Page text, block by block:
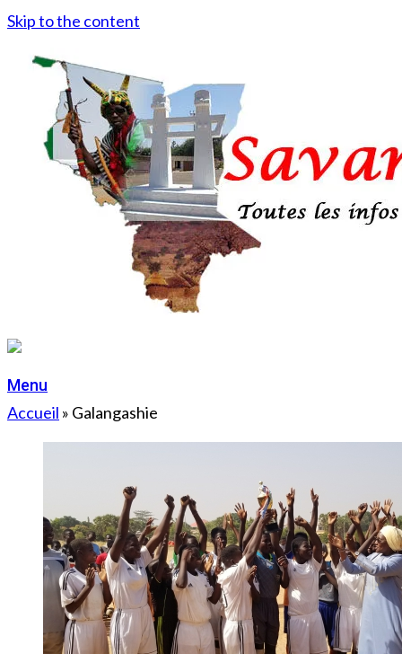
Skip to the content
Menu
Accueil » Galangashie